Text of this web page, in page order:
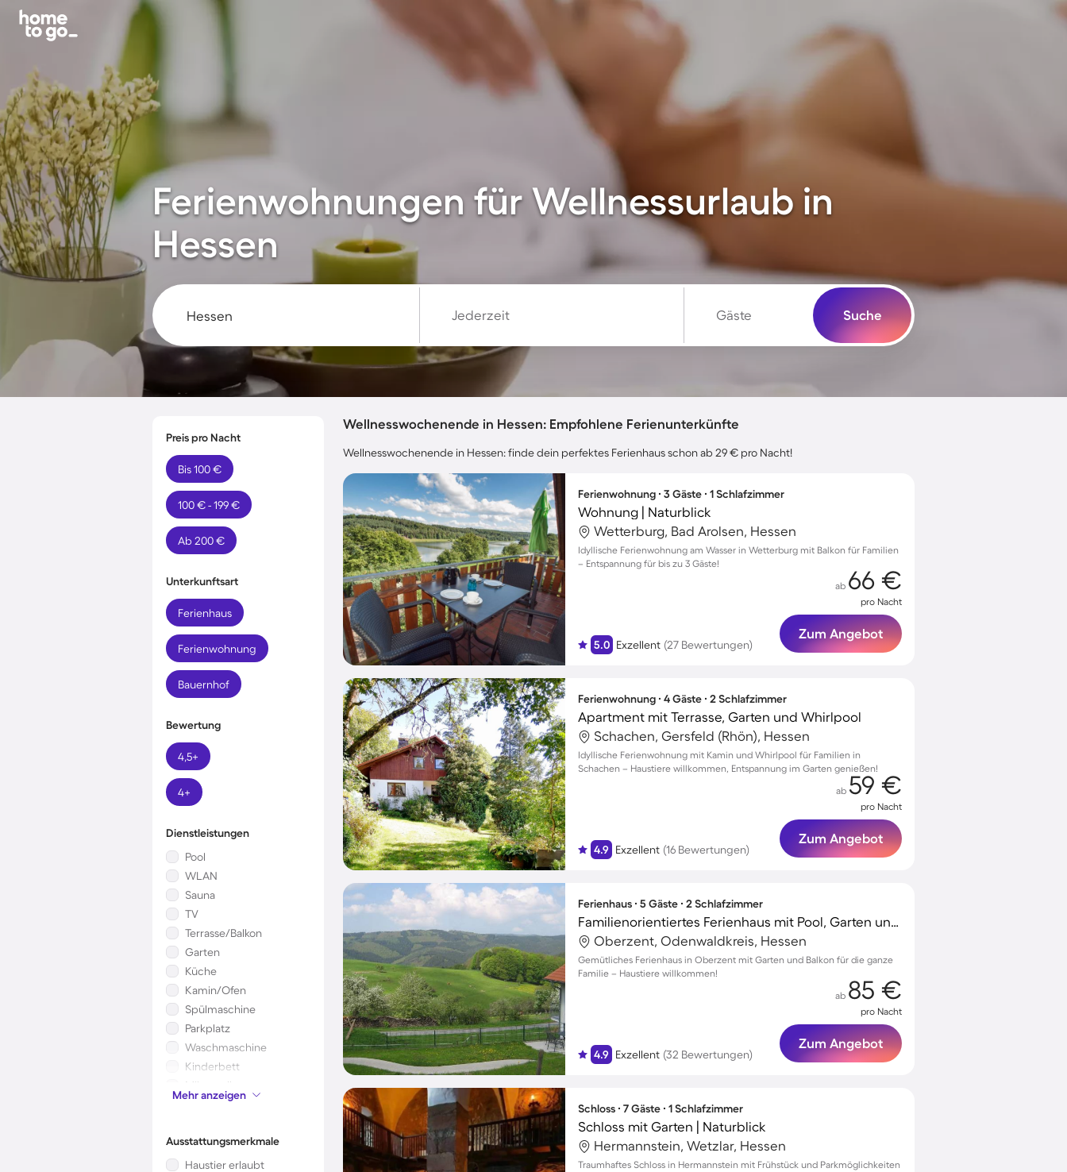
Ferienwohnungen für Wellnessurlaub in
Hessen
Jederzeit Gäste Suche
Preis pro Nacht
Bis 100 €
100 € - 199 €
Ab 200 €
Unterkunftsart
Ferienhaus
Ferienwohnung
Bauernhof
Bewertung
4,5+
4+
Dienstleistungen
Pool
WLAN
Sauna
TV
Terrasse/Balkon
Garten
Küche
Kamin/Ofen
Spülmaschine
Parkplatz
Waschmaschine
Kinderbett
Mikrowelle
Klimaanlage
Mehr anzeigen
Ausstattungsmerkmale
Haustier erlaubt
Wellnesswochenende in Hessen: Empfohlene Ferienunterkünfte
Wellnesswochenende in Hessen: finde dein perfektes Ferienhaus schon ab 29 € pro Nacht!
Ferienwohnung ∙ 3 Gäste ∙ 1 Schlafzimmer
Wohnung | Naturblick
Wetterburg, Bad Arolsen, Hessen
Idyllische Ferienwohnung am Wasser in Wetterburg mit Balkon für Familien
– Entspannung für bis zu 3 Gäste!
5.0 Exzellent (27 Bewertungen)
ab 66 €
pro Nacht
Zum Angebot
Ferienwohnung ∙ 4 Gäste ∙ 2 Schlafzimmer
Apartment mit Terrasse, Garten und Whirlpool
Schachen, Gersfeld (Rhön), Hessen
Idyllische Ferienwohnung mit Kamin und Whirlpool für Familien in
Schachen – Haustiere willkommen, Entspannung im Garten genießen!
4.9 Exzellent (16 Bewertungen)
ab 59 €
pro Nacht
Zum Angebot
Ferienhaus ∙ 5 Gäste ∙ 2 Schlafzimmer
Familienorientiertes Ferienhaus mit Pool, Garten und Terrasse | Naturblick | Hunde erlaubt
Oberzent, Odenwaldkreis, Hessen
Gemütliches Ferienhaus in Oberzent mit Garten und Balkon für die ganze
Familie – Haustiere willkommen!
4.9 Exzellent (32 Bewertungen)
ab 85 €
pro Nacht
Zum Angebot
Schloss ∙ 7 Gäste ∙ 1 Schlafzimmer
Schloss mit Garten | Naturblick
Hermannstein, Wetzlar, Hessen
Traumhaftes Schloss in Hermannstein mit Frühstück und Parkmöglichkeiten